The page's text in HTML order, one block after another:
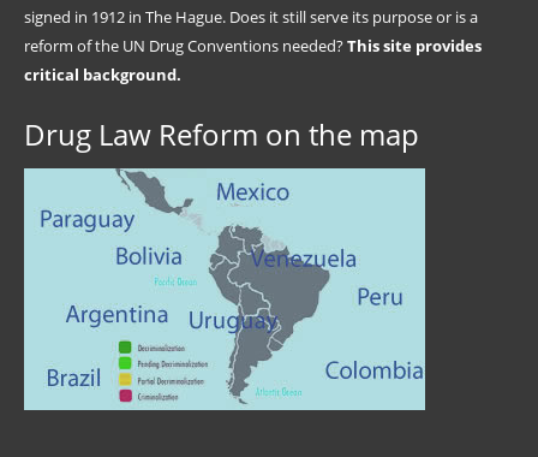
signed in 1912 in The Hague. Does it still serve its purpose or is a
reform of the UN Drug Conventions needed?This site provides
critical background.
Drug Law Reform on the map